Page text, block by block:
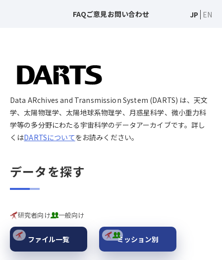
FAQご意見お問い合わせ JP EN
Data ARchives and Transmission System (DARTS) は、天文
学、太陽物理学、太陽地球系物理学、月惑星科学、微小重力科
学等の多分野にわたる宇宙科学のデータアーカイブです。詳し
くはDARTSについてをお読みください。
データを探す
研究者向け 一般向け
ファイル一覧 ミッション別